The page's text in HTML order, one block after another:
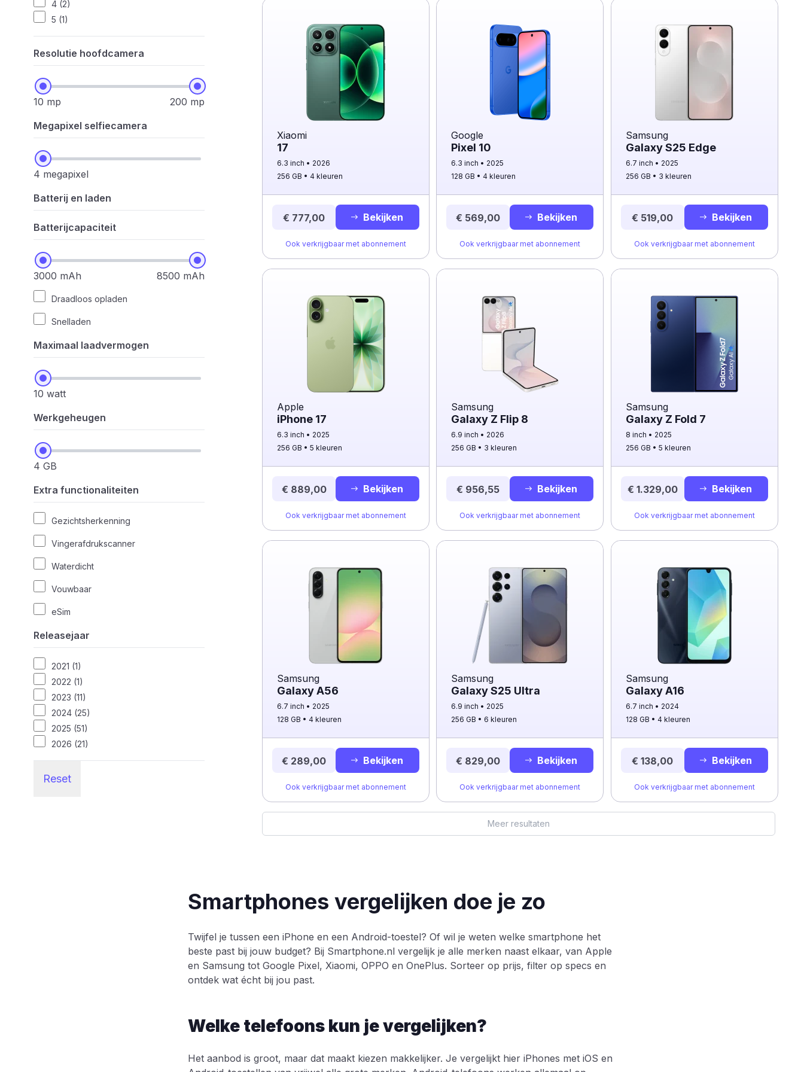
4 (2)
5 (1)
Resolutie hoofdcamera
10 mp
200 mp
Megapixel selfiecamera
4 megapixel
Batterij en laden
Batterijcapaciteit
3000 mAh 8500 mAh
Draadloos opladen
Snelladen
Maximaal laadvermogen
10 watt
Werkgeheugen
4 GB
Extra functionaliteiten
Gezichtsherkenning
Vingerafdrukscanner
Waterdicht
Vouwbaar
eSim
Releasejaar
2021 (1)
2022 (1)
2023 (11)
2024 (25)
2025 (51)
2026 (21)
Reset
Xiaomi
17
6.3 inch
2026
256 GB
4 kleuren
€ 777,00 Bekijken
Ook verkrijgbaar met abonnement
Google
Pixel 10
6.3 inch
2025
128 GB
4 kleuren
€ 569,00 Bekijken
Ook verkrijgbaar met abonnement
Samsung
Galaxy S25 Edge
6.7 inch
2025
256 GB
3 kleuren
€ 519,00 Bekijken
Ook verkrijgbaar met abonnement
Apple
iPhone 17
6.3 inch
2025
256 GB
5 kleuren
€ 889,00 Bekijken
Ook verkrijgbaar met abonnement
Samsung
Galaxy Z Flip 8
6.9 inch
2026
256 GB
3 kleuren
€ 956,55 Bekijken
Ook verkrijgbaar met abonnement
Samsung
Galaxy Z Fold 7
8 inch
2025
256 GB
5 kleuren
€ 1.329,00 Bekijken
Ook verkrijgbaar met abonnement
Samsung
Galaxy A56
6.7 inch
2025
128 GB
4 kleuren
€ 289,00 Bekijken
Ook verkrijgbaar met abonnement
Samsung
Galaxy S25 Ultra
6.9 inch
2025
256 GB
6 kleuren
€ 829,00 Bekijken
Ook verkrijgbaar met abonnement
Samsung
Galaxy A16
6.7 inch
2024
128 GB
4 kleuren
€ 138,00 Bekijken
Ook verkrijgbaar met abonnement
Meer resultaten
Smartphones vergelijken doe je zo
Twijfel je tussen een iPhone en een Android-toestel? Of wil je weten welke smartphone het
beste past bij jouw budget? Bij Smartphone.nl vergelijk je alle merken naast elkaar, van Apple
en Samsung tot Google Pixel, Xiaomi, OPPO en OnePlus. Sorteer op prijs, filter op specs en
ontdek wat écht bij jou past.
Welke telefoons kun je vergelijken?
Het aanbod is groot, maar dat maakt kiezen makkelijker. Je vergelijkt hier iPhones met iOS en